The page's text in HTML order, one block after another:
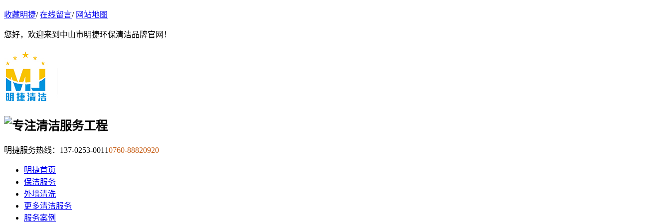
收藏明捷/在线留言/ 网站地图
您好，欢迎来到中山市明捷环保清洁品牌官网！
明捷服务热线： 137-0253-00110760-88820920
明捷首页
保洁服务
外墙清洗
更多清洁服务
服务案例